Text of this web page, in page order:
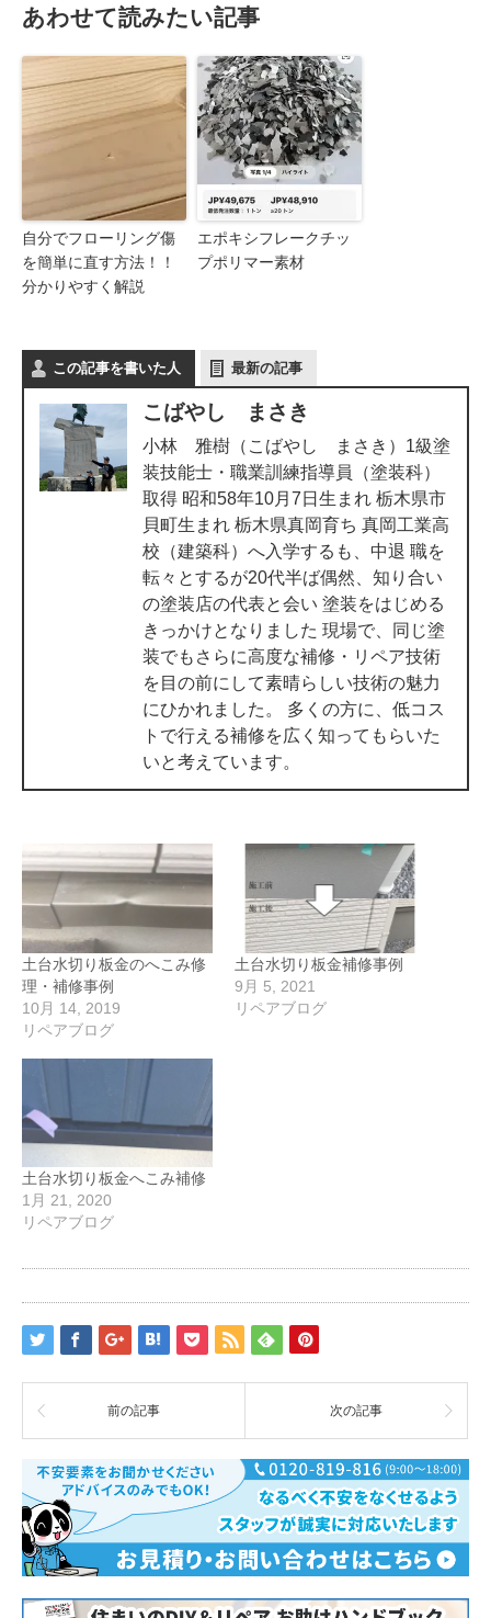
あわせて読みたい記事
自分でフローリング傷
を簡単に直す方法！！
分かりやすく解説
エポキシフレークチッ
プポリマー素材
この記事を書いた人 最新の記事
こばやし まさき
小林 雅樹（こばやし まさき）1級塗
装技能士・職業訓練指導員（塗装科）
取得 昭和58年10月7日生まれ 栃木県市
貝町生まれ 栃木県真岡育ち 真岡工業高
校（建築科）へ入学するも、中退 職を
転々とするが20代半ば偶然、知り合い
の塗装店の代表と会い 塗装をはじめる
きっかけとなりました 現場で、同じ塗
装でもさらに高度な補修・リペア技術
を目の前にして素晴らしい技術の魅力
にひかれました。 多くの方に、低コス
トで行える補修を広く知ってもらいた
いと考えています。
土台水切り板金のへこみ修
理・補修事例
10月 14, 2019
リペアブログ
土台水切り板金補修事例
9月 5, 2021
リペアブログ
土台水切り板金へこみ補修
1月 21, 2020
リペアブログ
前の記事 次の記事